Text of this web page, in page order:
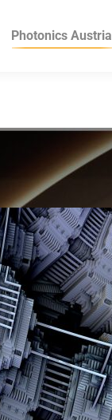
Photonics Austria